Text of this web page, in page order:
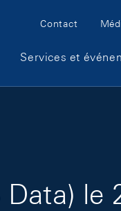
Meta
Contact
Services et
le